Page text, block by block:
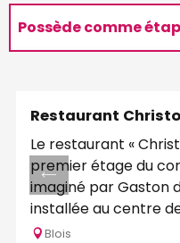
Possède comme
Restaurant
Le restaurant «
premier étage du
imaginé par Gaston
installée au centre
Blois